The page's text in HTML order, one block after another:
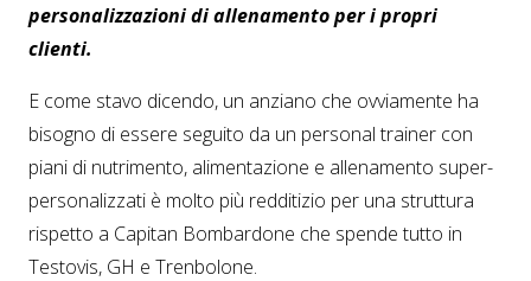
personalizzazioni di allenamento per i propri
clienti.
E come stavo dicendo, un anziano che ovviamente ha
bisogno di essere seguito da un personal trainer con
piani di nutrimento, alimentazione e allenamento super-
personalizzati è molto più redditizio per una struttura
rispetto a Capitan Bombardone che spende tutto in
Testovis, GH e Trenbolone.